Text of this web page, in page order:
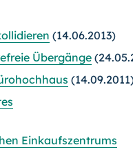
(14.06.2013)
Übergänge
Einkaufszentrums